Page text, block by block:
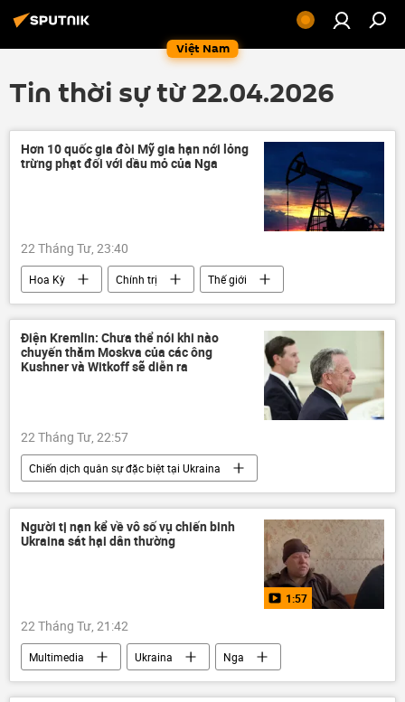
Việt Nam
Tin thời sự từ 22.04.2026
Hơn 10 quốc gia đòi Mỹ gia hạn nới lỏng
trừng phạt đối với dầu mỏ của Nga
22 Tháng Tư, 23:40
Hoa Kỳ Chính trị
Thế giới
Nga
trừng phạt
Các biện pháp trừng phạt chống Nga
dầu mỏ
giá dầu
dầu thô
Điện Kremlin: Chưa thể nói khi nào
chuyến thăm Moskva của các ông
Kushner và Witkoff sẽ diễn ra
22 Tháng Tư, 22:57
Chiến dịch quân sự đặc biệt tại Ukraina
Thế giới
Chính trị
Nga
Hoa Kỳ
Dmitry Peskov
Điện Kremlin
Ukraina
Người tị nạn kể về vô số vụ chiến binh
Ukraina sát hại dân thường
1:57
22 Tháng Tư, 21:42
Multimedia Ukraina
Nga
Video
người tị nạn